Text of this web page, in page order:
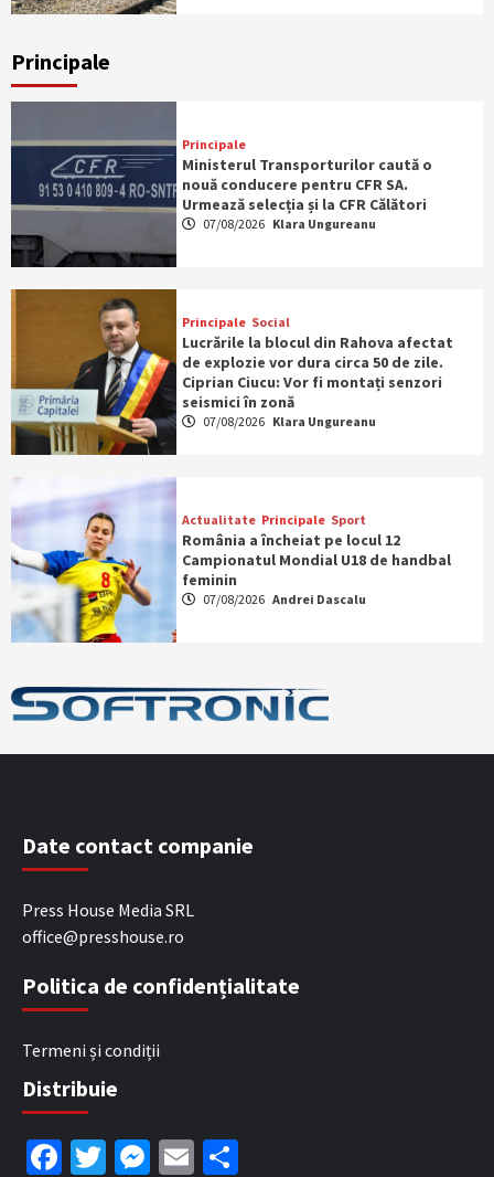
Principale
Principale
Ministerul Transporturilor caută o
nouă conducere pentru CFR SA.
Urmează selecția și la CFR Călători
07/08/2026 Klara Ungureanu
Principale Social
Lucrările la blocul din Rahova afectat
de explozie vor dura circa 50 de zile.
Ciprian Ciucu: Vor fi montați senzori
seismici în zonă
07/08/2026 Klara Ungureanu
Actualitate Principale Sport
România a încheiat pe locul 12
Campionatul Mondial U18 de handbal
feminin
07/08/2026 Andrei Dascalu
Date contact companie
Press House Media SRL
office@presshouse.ro
Politica de confidențialitate
Termeni și condiții
Distribuie
Facebook
Twitter
Messenger
Email